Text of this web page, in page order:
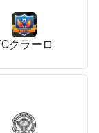
クラーロ